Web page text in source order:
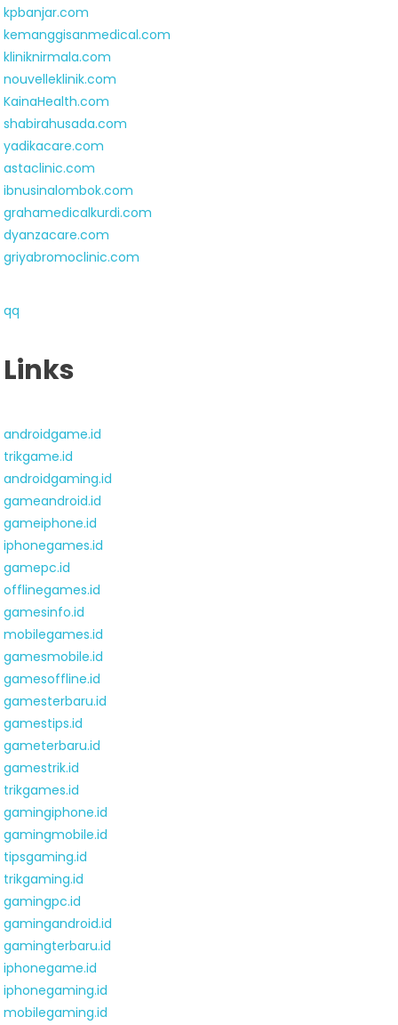
kpbanjar.com
kemanggisanmedical.com
kliniknirmala.com
nouvelleklinik.com
KainaHealth.com
shabirahusada.com
yadikacare.com
astaclinic.com
ibnusinalombok.com
grahamedicalkurdi.com
dyanzacare.com
griyabromoclinic.com
qq
Links
androidgame.id
trikgame.id
androidgaming.id
gameandroid.id
gameiphone.id
iphonegames.id
gamepc.id
offlinegames.id
gamesinfo.id
mobilegames.id
gamesmobile.id
gamesoffline.id
gamesterbaru.id
gamestips.id
gameterbaru.id
gamestrik.id
trikgames.id
gamingiphone.id
gamingmobile.id
tipsgaming.id
trikgaming.id
gamingpc.id
gamingandroid.id
gamingterbaru.id
iphonegame.id
iphonegaming.id
mobilegaming.id